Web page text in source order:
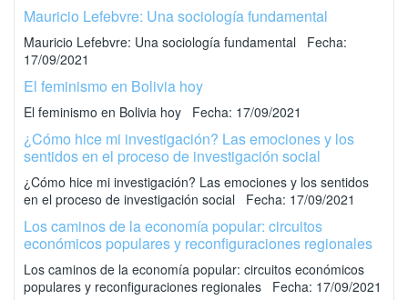
Mauricio Lefebvre: Una sociología fundamental
Mauricio Lefebvre: Una sociología fundamental Fecha:
17/09/2021
El feminismo en Bolivia hoy
El feminismo en Bolivia hoy Fecha: 17/09/2021
¿Cómo hice mi investigación? Las emociones y los
sentidos en el proceso de investigación social
¿Cómo hice mi investigación? Las emociones y los sentidos
en el proceso de investigación social Fecha: 17/09/2021
Los caminos de la economía popular: circuitos
económicos populares y reconfiguraciones regionales
Los caminos de la economía popular: circuitos económicos
populares y reconfiguraciones regionales Fecha: 17/09/2021